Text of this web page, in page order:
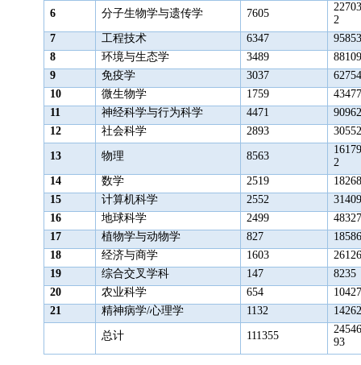
6 分子生物学与遗传学 7605
22703
2
7
工程技术 6347
95853
8
环境与生态学 3489
88109
9
免疫学 3037
62754
10
微生物学 1759
43477
11
神经科学与行为科学 4471
90962
12
社会科学 2893 30552
13 物理 8563
16179
2
14
数学 2519
18268
15
计算机科学 2552
31409
16
地球科学 2499
48327
17
植物学与动物学 827
18586
18
经济与商学 1603
26126
19
综合交叉学科 147
8235
20
农业科学 654
10427
21
精神病学/心理学 1132 14262
总计 111355
24546
93